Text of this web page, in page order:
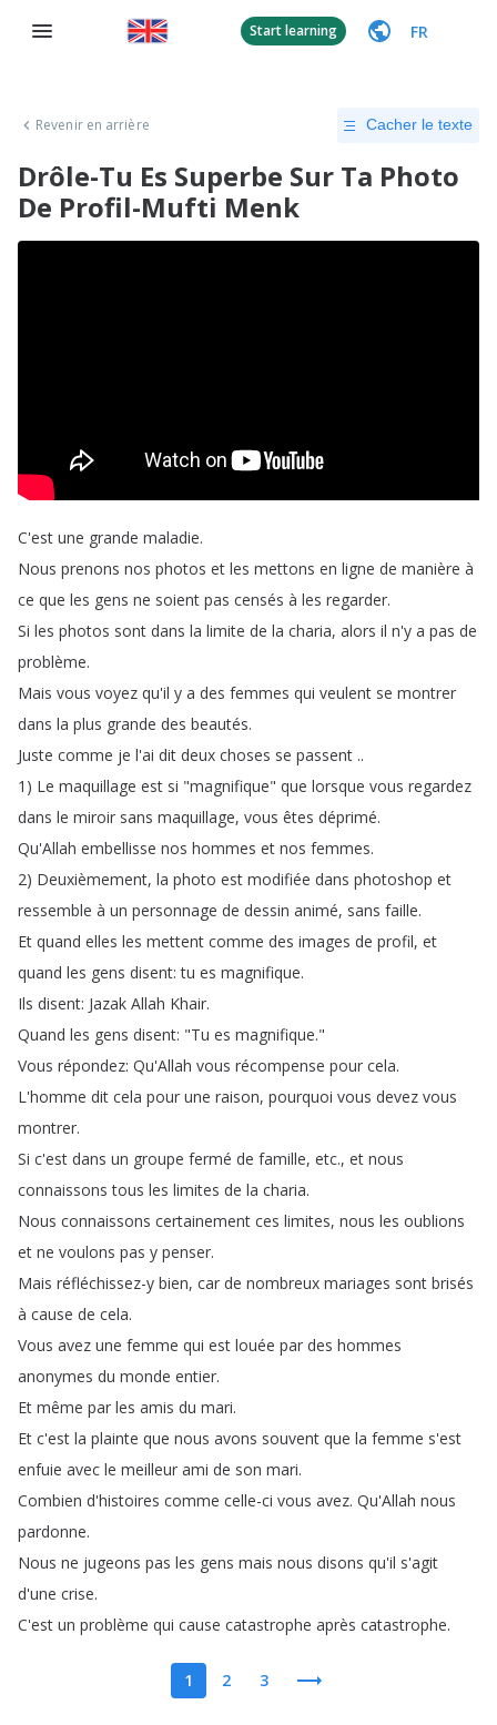
Start learning FR
Revenir en arrière Cacher le texte
Drôle-Tu Es Superbe Sur Ta Photo
De Profil-Mufti Menk
C'est une grande maladie.
Nous prenons nos photos et les mettons en ligne de manière à
ce que les gens ne soient pas censés à les regarder.
Si les photos sont dans la limite de la charia, alors il n'y a pas de
problème.
Mais vous voyez qu'il y a des femmes qui veulent se montrer
dans la plus grande des beautés.
Juste comme je l'ai dit deux choses se passent ..
1) Le maquillage est si "magnifique" que lorsque vous regardez
dans le miroir sans maquillage, vous êtes déprimé.
Qu'Allah embellisse nos hommes et nos femmes.
2) Deuxièmement, la photo est modifiée dans photoshop et
ressemble à un personnage de dessin animé, sans faille.
Et quand elles les mettent comme des images de profil, et
quand les gens disent:tu es magnifique.
Ils disent: Jazak Allah Khair.
Quand les gens disent: "Tu es magnifique."
Vous répondez: Qu'Allah vous récompense pour cela.
L'homme dit cela pour une raison, pourquoi vous devez vous
montrer.
Si c'est dans un groupe fermé de famille, etc., et nous
connaissons tous les limites de la charia.
Nous connaissons certainement ces limites, nous les oublions
et ne voulons pas y penser.
Mais réfléchissez-y bien, car de nombreux mariages sont brisés
à cause de cela.
Vous avez une femme qui est louée par des hommes
anonymes du monde entier.
Et même par les amis du mari.
Et c'est la plainte que nous avons souvent que la femme s'est
enfuie avec le meilleur ami de son mari.
Combien d'histoires comme celle-ci vous avez. Qu'Allah nous
pardonne.
Nous ne jugeons pas les gens mais nous disons qu'il s'agit
d'une crise.
C'est un problème qui cause catastrophe après catastrophe.
1 2 3